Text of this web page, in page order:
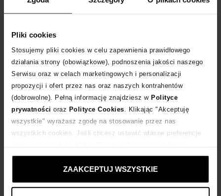
Pliki cookies
Stosujemy pliki cookies w celu zapewnienia prawidłowego
działania strony (obowiązkowe), podnoszenia jakości naszego
Serwisu oraz w celach marketingowych i personalizacji
propozycji i ofert przez nas oraz naszych kontrahentów
(dobrowolne). Pełną informację znajdziesz w Polityce
prywatności oraz Polityce Cookies . Klikając "Akceptuję
wszystkie" wyrażasz zgodę na stosowanie przez nas
wszystkich cookies. Jeśli chcesz ustawić własne preferencje
ustawienia prywatności.
ZAAKCEPTUJ WSZYSTKIE
WYBIERZ ROZMIAR
DODAJ DO KOSZYKA
Dostawa
14 dni na zwrot towaru
+253 punktówzyskujesz w Klubie Korzyści Sprawdź
Kup teraz, Zapłać później!